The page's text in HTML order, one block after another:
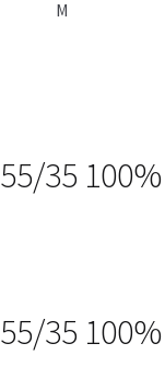
M
100%
100%